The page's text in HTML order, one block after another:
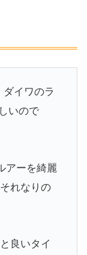
イワのラ
いので
アーを綺麗
れなりの
良いタイ